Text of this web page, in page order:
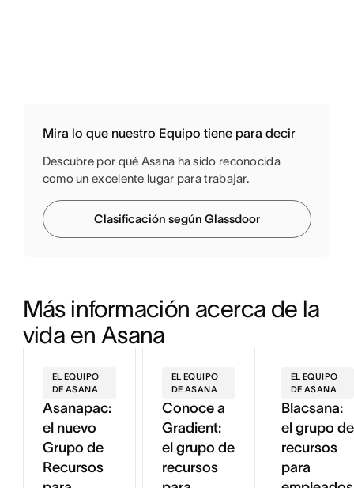
Mira lo que nuestro Equipo tiene para decir
Descubre por qué Asana ha sido reconocida
como un excelente lugar para trabajar.
Clasificación según Glassdoor
Más información acerca de la
vida en Asana
EL EQUIPO
DE ASANA
Asanapac:
el nuevo
Grupo de
Recursos
EL EQUIPO
DE ASANA
Conoce a
Gradient:
el grupo de
recursos
EL EQUIPO
DE ASANA
Blacsana:
el grupo de
recursos
para